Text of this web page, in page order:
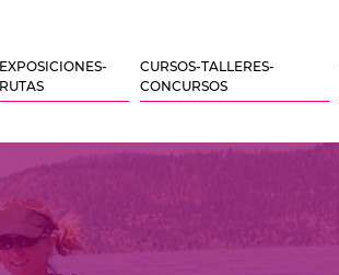
EXPOSICIONES-
RUTAS
CURSOS-TALLERES-
CONCURSOS